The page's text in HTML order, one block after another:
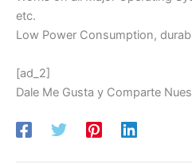
etc.
Low Power Consumption,
[ad_2]
Dale Me Gusta y Comparte